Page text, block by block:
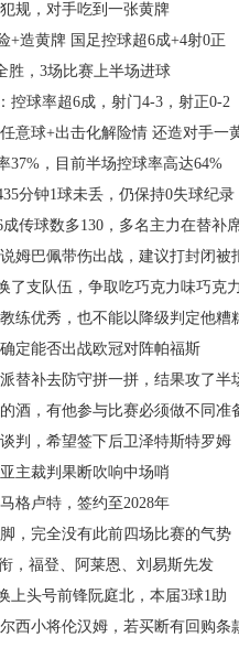
规，对手吃到一张黄牌
+造黄牌 国足控球超6成+4射0正
胜，3场比赛上半场进球
控球率超6成，射门4-3，射正0-2
意球+出击化解险情 还造对手一
37%，目前半场控球率高达64%
分钟1球未丢，仍保持0失球纪录
传球数多130，多名主力在替补
姆巴佩带伤出战，建议打封闭被
了支队伍，争取吃巧克力味巧克力
练优秀，也不能以降级判定他糟
定能否出战欧冠对阵帕福斯
替补去防守拼一拼，结果攻了半
酒，有他参与比赛必须做不同准
判，希望签下后卫泽特斯特罗姆
主裁判果断吹响中场哨
格卢特，签约至2028年
，完全没有此前四场比赛的气势
，福登、阿莱恩、刘易斯先发
上头号前锋阮庭北，本届3球1助
西小将伦汉姆，若买断有回购条